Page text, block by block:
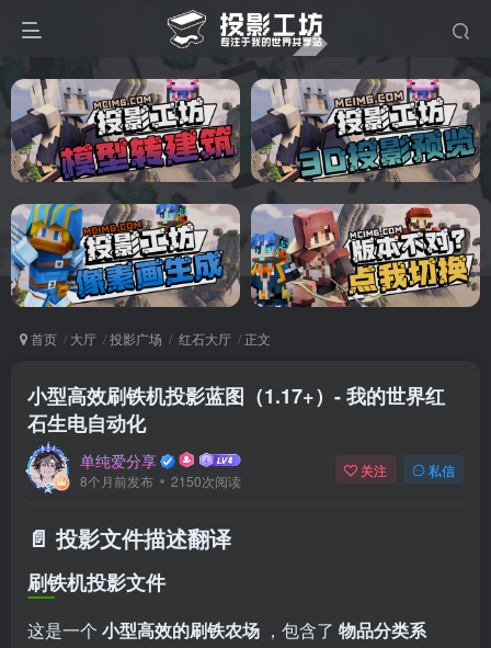
首页 大厅 投影广场 红石大厅 正文
小型高效刷铁机投影蓝图（1.17+）- 我的世界红
石生电自动化
单纯爱分享
8个月前发布 2150次阅读
关注 私信
📄 投影文件描述翻译
刷铁机投影文件
这是一个 小型高效的刷铁农场 ，包含了 物品分类系